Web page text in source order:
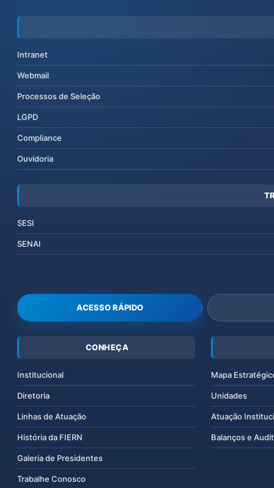
Intranet
Webmail
Processos de Seleção
LGPD
Compliance
Ouvidoria
SESI
SENAI
ACESSO RÁPIDO
CONHEÇA
Institucional
Diretoria
Linhas de Atuação
História da FIERN
Galeria de Presidentes
Trabalhe Conosco
Mapa
Unidades
Atuação
Balanços e